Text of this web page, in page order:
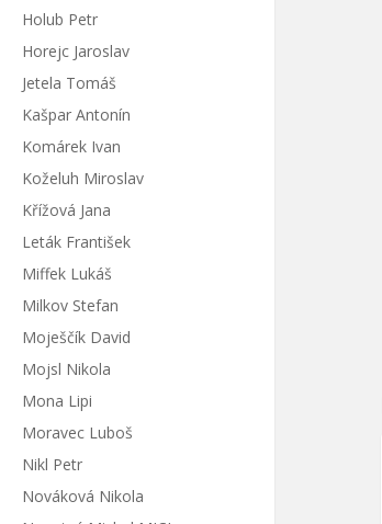
Holub Petr
Horejc Jaroslav
Jetela Tomáš
Kašpar Antonín
Komárek Ivan
Koželuh Miroslav
Křížová Jana
Leták František
Miffek Lukáš
Milkov Stefan
Moješčík David
Mojsl Nikola
Mona Lipi
Moravec Luboš
Nikl Petr
Nováková Nikola